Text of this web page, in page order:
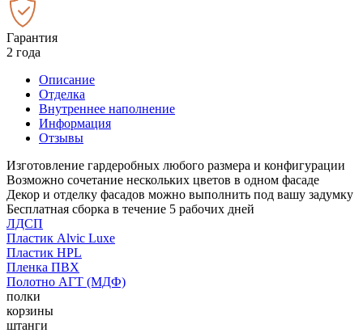
Гарантия
2 года
Описание
Отделка
Внутреннее наполнение
Информация
Отзывы
Изготовление гардеробных любого размера и конфигурации
Возможно сочетание нескольких цветов в одном фасаде
Декор и отделку фасадов можно выполнить под вашу задумку
Бесплатная сборка в течение 5 рабочих дней
ЛДСП
Пластик Alvic Luxe
Пластик HPL
Пленка ПВХ
Полотно АГТ (МДФ)
полки
корзины
штанги